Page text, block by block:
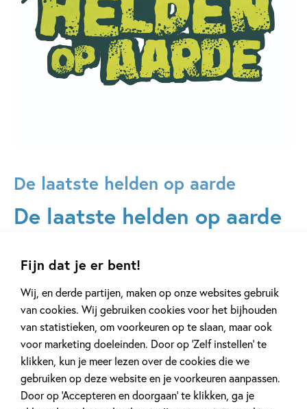
Fijn dat je er bent!
Wij, en derde partijen, maken op onze websites gebruik
van cookies. Wij gebruiken cookies voor het bijhouden
van statistieken, om voorkeuren op te slaan, maar ook
voor marketing doeleinden. Door op ‘Zelf instellen’ te
klikken, kun je meer lezen over de cookies die we
gebruiken op deze website en je voorkeuren aanpassen.
Door op ‘Accepteren en doorgaan’ te klikken, ga je
De laatste helden op aarde
De laatste helden op aarde
leven. Maar nu is zijn wereld een TOTALE MONSTER-
rond: talloze gigantische monsters, dodelijke klimplanten
en helse hordes zombies. Bijna alle mensen hebben de stad
verlaten. Maar Jack en zijn vrienden zijn er nog! Vanuit hun
coole boomhut (uitgerust met flesraketwerpers, een
flatscreen en een slotgrachtzwembad) beleven zij iedere
dag als een soort videogame. Samen gaan ze de strijd aan
met de monsters en zombies. Hun wapens? Een stel maffe